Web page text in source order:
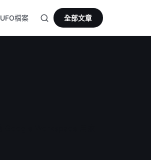
UFO檔案 全部文章